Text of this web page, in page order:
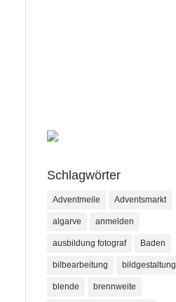
Schlagwörter
Adventmeile Adventsmarkt
algarve anmelden
ausbildung fotograf Baden
bilbearbeitung bildgestaltung
blende brennweite